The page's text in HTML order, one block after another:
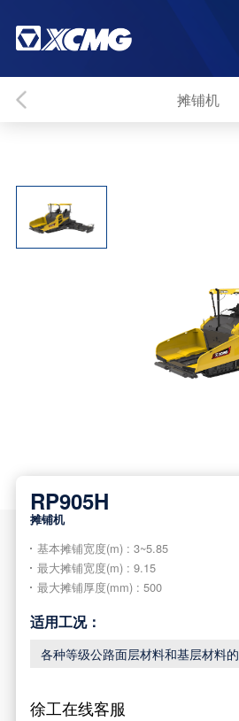
摊铺机
RP905H
摊铺机
基本摊铺宽度(m) : 3~5.85
最大摊铺宽度(m) : 9.15
最大摊铺厚度(mm) : 500
适用工况：
各种等级公路面层材料和基层材料的
徐工在线客服